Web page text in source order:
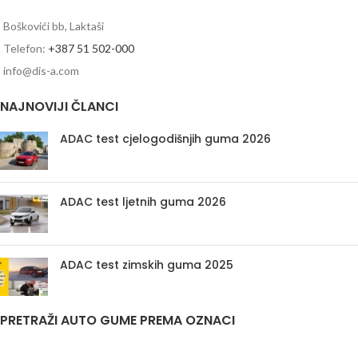
Boškovići bb, Laktaši
Telefon: +387 51 502-000
info@dis-a.com
NAJNOVIJI ČLANCI
ADAC test cjelogodišnjih guma 2026
ADAC test ljetnih guma 2026
ADAC test zimskih guma 2025
PRETRAŽI AUTO GUME PREMA OZNACI